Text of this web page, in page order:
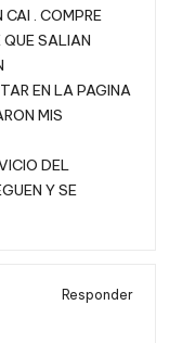
. COMPRE
SALIAN
EN LA PAGINA
MIS
DEL
Y SE
Responder